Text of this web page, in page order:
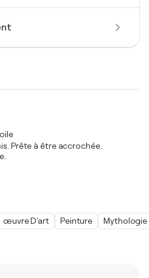
Prête à être accrochée.
œuvre D'art Peinture Mythologie